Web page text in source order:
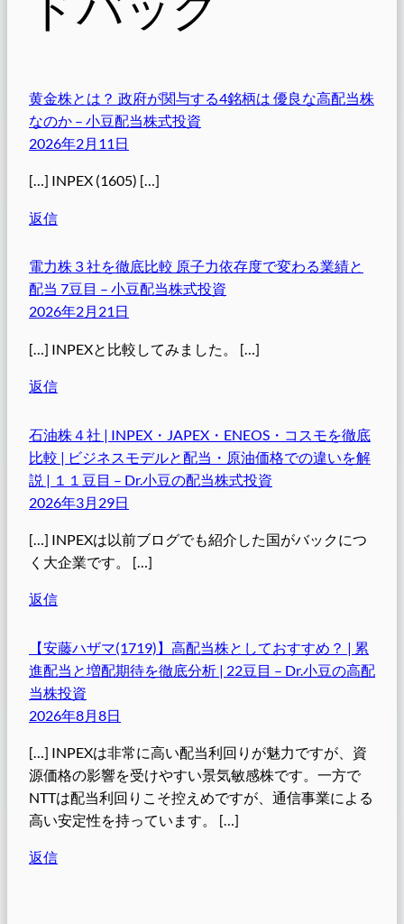
黄金株とは？ 政府が関与する4銘柄は 優良な高配当株
なのか – 小豆配当株式投資
2026年2月11日
[…] INPEX (1605) […]
返信
電力株３社を徹底比較 原子力依存度で変わる業績と
配当 7豆目 – 小豆配当株式投資
2026年2月21日
[…] INPEXと比較してみました。 […]
返信
石油株４社 | INPEX・JAPEX・ENEOS・コスモを徹底
比較 | ビジネスモデルと配当・原油価格での違いを解
説 | １１豆目 – Dr.小豆の配当株式投資
2026年3月29日
[…] INPEXは以前ブログでも紹介した国がバックにつ
く大企業です。 […]
返信
【安藤ハザマ(1719)】高配当株としておすすめ？ | 累
進配当と増配期待を徹底分析 | 22豆目 – Dr.小豆の高配
当株投資
2026年8月8日
[…] INPEXは非常に高い配当利回りが魅力ですが、資
源価格の影響を受けやすい景気敏感株です。一方で
NTTは配当利回りこそ控えめですが、通信事業による
高い安定性を持っています。 […]
返信